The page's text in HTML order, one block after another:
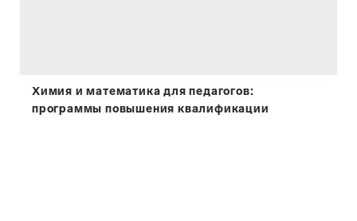
Химия и математика для педагогов:
программы повышения квалификации